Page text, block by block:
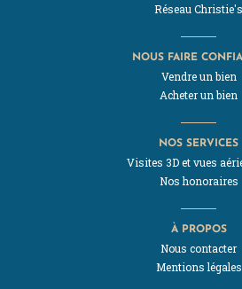
Réseau Christie's
NOUS FAIRE
Vendre un bien
Acheter un bien
NOS SERVICES
Visites 3D et vues
Nos honoraires
À PROPOS
Nous contacter
Mentions légales